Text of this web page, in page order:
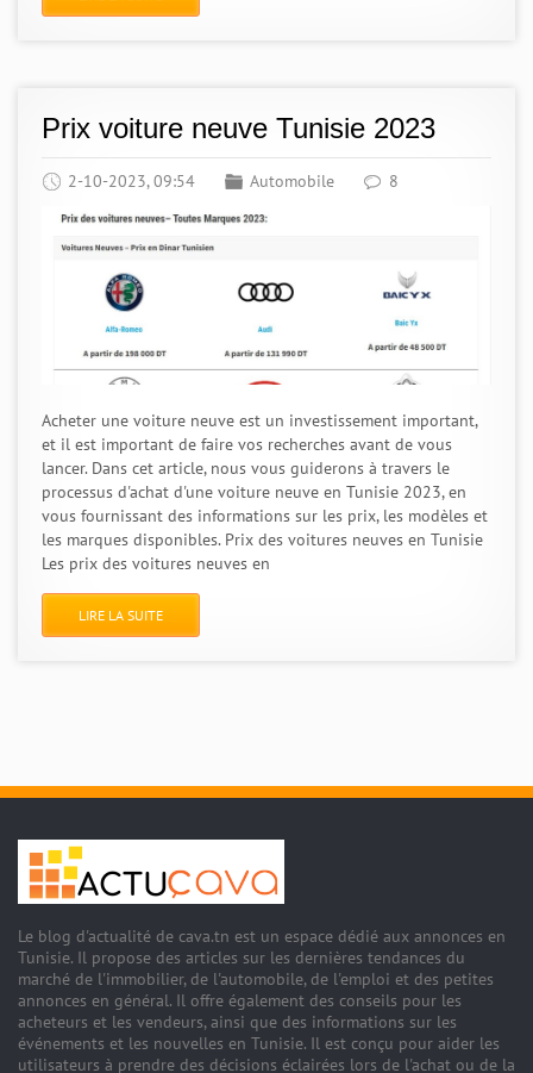
Prix voiture neuve Tunisie 2023
2-10-2023, 09:54 Automobile 8
Acheter une voiture neuve est un investissement important,
et il est important de faire vos recherches avant de vous
lancer. Dans cet article, nous vous guiderons à travers le
processus d'achat d'une voiture neuve en Tunisie 2023, en
vous fournissant des informations sur les prix, les modèles et
les marques disponibles. Prix des voitures neuves en Tunisie
Les prix des voitures neuves en
LIRE LA SUITE
Le blog d'actualité de cava.tn est un espace dédié aux annonces en
Tunisie. Il propose des articles sur les dernières tendances du
marché de l'immobilier, de l'automobile, de l'emploi et des petites
annonces en général. Il offre également des conseils pour les
acheteurs et les vendeurs, ainsi que des informations sur les
événements et les nouvelles en Tunisie. Il est conçu pour aider les
utilisateurs à prendre des décisions éclairées lors de l'achat ou de la